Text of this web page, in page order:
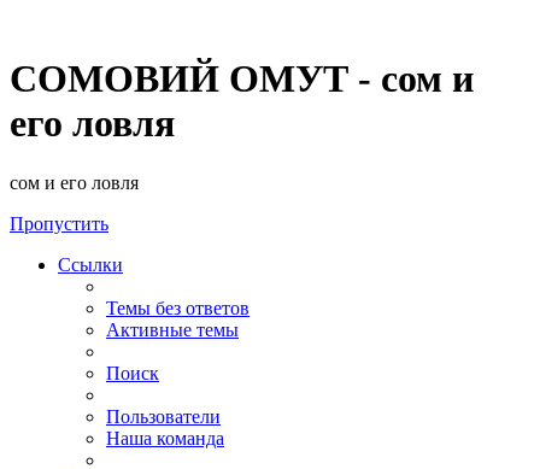
СОМОВИЙ ОМУТ - сом и
его ловля
сом и его ловля
Пропустить
Ссылки
Темы без ответов
Активные темы
Поиск
Пользователи
Наша команда